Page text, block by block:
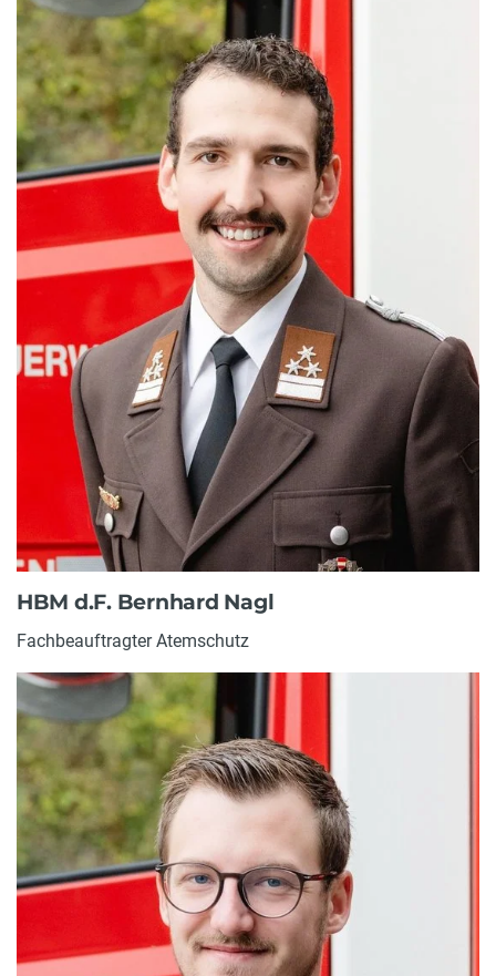
HBM d.F. Bernhard Nagl
Fachbeauftragter Atemschutz